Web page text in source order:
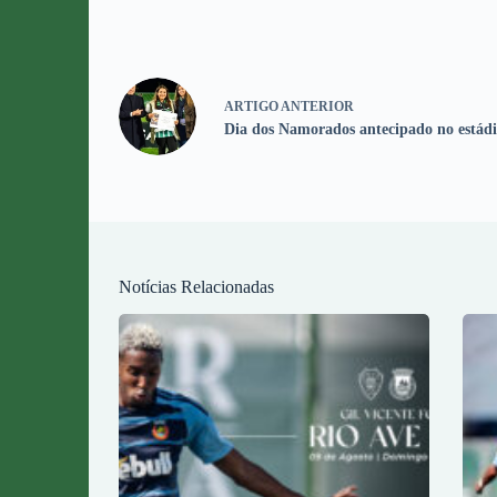
ARTIGO ANTERIOR
Dia dos Namorados antecipado no
Notícias Relacionadas